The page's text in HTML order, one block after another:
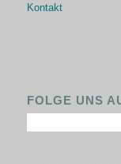
Kontakt
FOLGE UNS